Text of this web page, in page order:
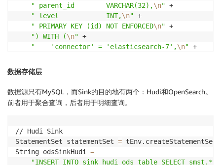
" parent_id        VARCHAR(32),\n" +
" level            INT,\n" +
" PRIMARY KEY (id) NOT ENFORCED\n" +
") WITH (\n" +
"    'connector' = 'elasticsearch-7',\n" +
"    'index' = 'table_index_{created|yyyy-MM}',
"    'username' = 'opensearchUser',
"    'password' = 'opensearchPass',\n
+
"    'format' = 'json'\n
")";
tEnv.executeSql
数据存储层
数据源只有MySQL，而Sink的目的地有两个：Hudi和OpenSearch。
前者用于聚合查询，后者用于明细查询。
// Hudi Sink
StatementSet statementSet = tEnv.createStatementSet
String odsSinkHudi =
"INSERT INTO sink_hudi_ods_table SELECT smst.*,